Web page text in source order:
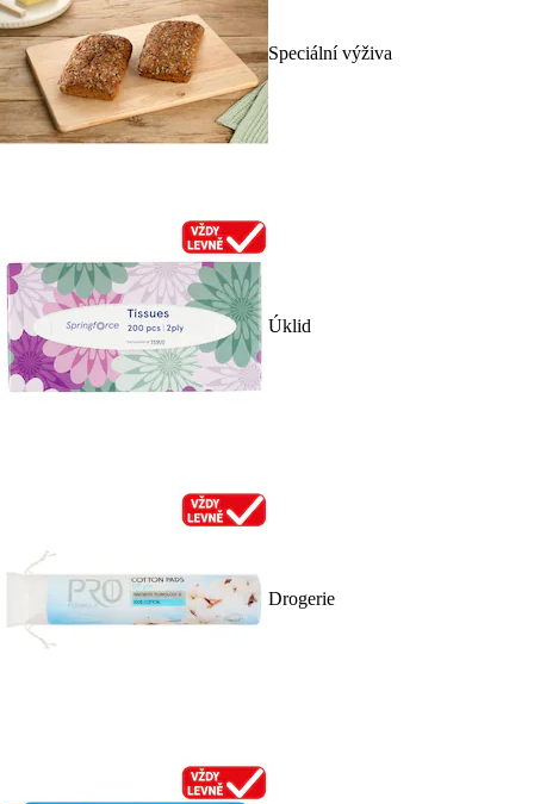
Speciální výživa
Úklid
Drogerie